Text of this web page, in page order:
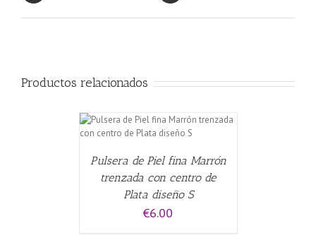
Productos relacionados
Pulsera de Piel fina Marrón
trenzada con centro de
Plata diseño S
€6.00